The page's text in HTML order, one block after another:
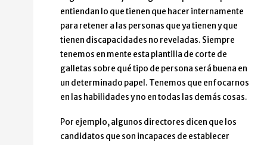
entiendan lo que tienen que hacer internamente
para retener a las personas que ya tienen y que
tienen discapacidades no reveladas. Siempre
tenemos en mente esta plantilla de corte de
galletas sobre qué tipo de persona será buena en
un determinado papel. Tenemos que enfocarnos
en las habilidades y no en todas las demás cosas.
Por ejemplo, algunos directores dicen que los
candidatos que son incapaces de establecer